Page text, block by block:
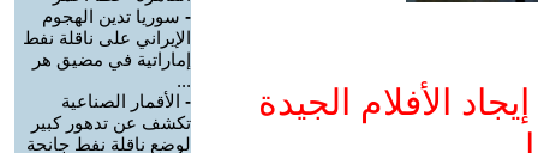
الأفلام الجيدة
- سوريا تدين الهجوم
الإيراني على ناقلة نفط
إماراتية في مضيق هر
...
- الأقمار الصناعية
تكشف عن تدهور كبير
لوضع ناقلة نفط جانحة